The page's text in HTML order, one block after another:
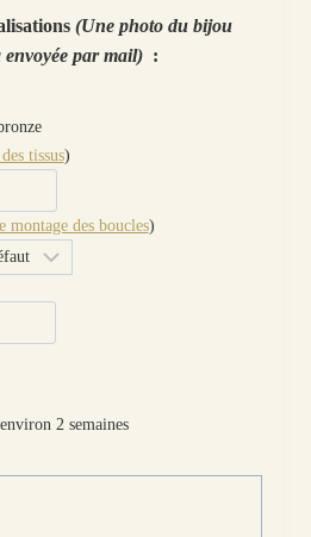
(Une photo du bijou
par mail):
tissus)
montage des boucles)
2 semaines